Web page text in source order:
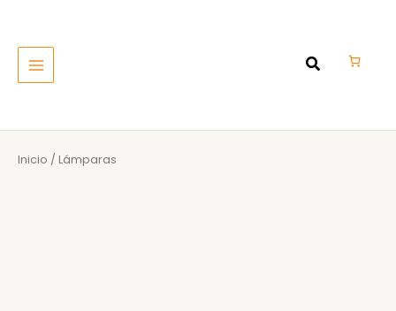
contenido
MENU
Inicio / Lámparas